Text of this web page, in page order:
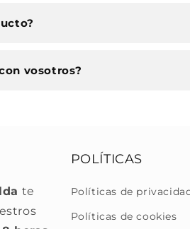
vosotros?
te
POLÍTICAS
Políticas de
Políticas de cookies